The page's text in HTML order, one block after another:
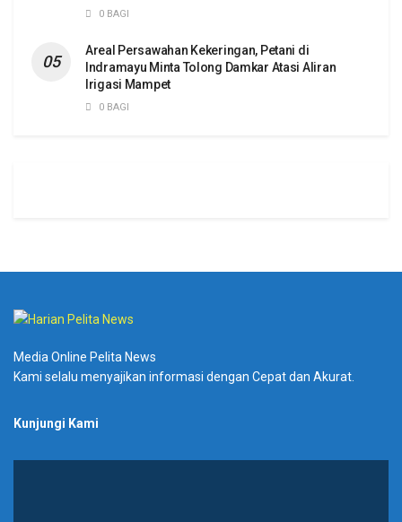
0 BAGI
Areal Persawahan Kekeringan, Petani di
Indramayu Minta Tolong Damkar Atasi Aliran
Irigasi Mampet
0 BAGI
Media Online Pelita News
Kami selalu menyajikan informasi dengan Cepat dan Akurat.
Kunjungi Kami